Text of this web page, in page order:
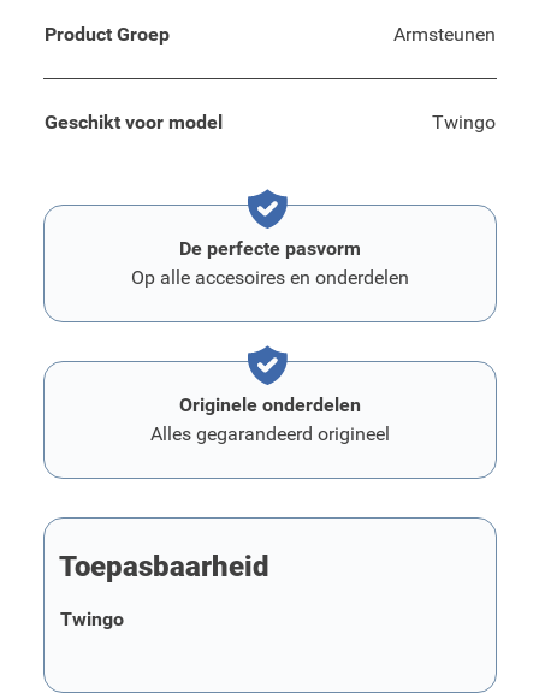
Product Groep Armsteunen
Geschikt voor model Twingo
De perfecte pasvorm
Op alle accesoires en onderdelen
Originele onderdelen
Alles gegarandeerd origineel
Toepasbaarheid
Twingo